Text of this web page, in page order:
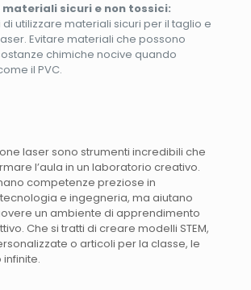
sicuri e non tossici:
utilizzare materiali sicuri per il taglio e
Evitare materiali che possono
chimiche nocive quando
il PVC.
laser sono strumenti incredibili che
l’aula in un laboratorio creativo.
competenze preziose in
e ingegneria, ma aiutano
un ambiente di apprendimento
Che si tratti di creare modelli STEM,
o articoli per la classe, le